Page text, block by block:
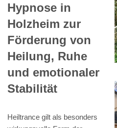
Hypnose in
Holzheim zur
Förderung von
Heilung, Ruhe
und emotionaler
Stabilität
Heiltrance gilt als besonders